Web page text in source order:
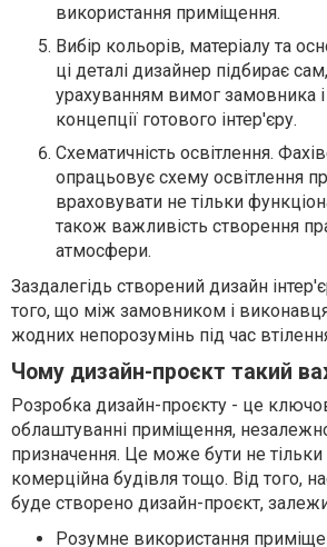
використання приміщення.
Вибір кольорів, матеріалу та
ці деталі дизайнер підбирає
урахуванням вимог замовника і
концепції готового інтер'єру.
Схематичність освітлення.
опрацьовує схему освітлення
враховувати не тільки
також важливість створення
атмосфери.
Заздалегідь створений дизайн
того, що між замовником і
жодних непорозумінь під час
Чому дизайн-проєкт такий
Розробка дизайн-проєкту - це
облаштуванні приміщення,
призначення. Це може бути не
комерційна будівля тощо. Від того,
буде створено дизайн-проєкт,
Розумне використання